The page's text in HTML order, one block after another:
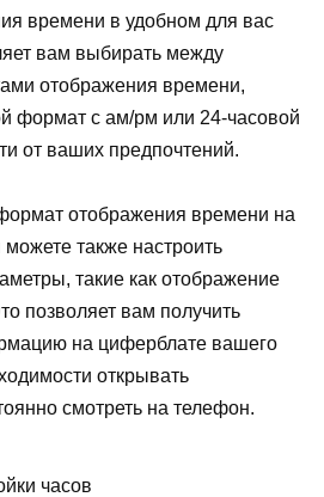
времени в удобном для вас
вам выбирать между
отображения времени,
формат с ам/рм или 24-часовой
от ваших предпочтений.
отображения времени на
также настроить
такие как отображение
позволяет вам получить
на циферблате вашего
открывать
смотреть на телефон.
часов